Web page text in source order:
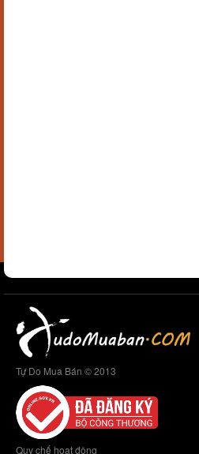
Tự Do Mua Bán © 2013
Quy chế hoạt động